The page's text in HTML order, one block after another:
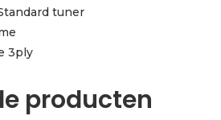
tuner
3ply
producten